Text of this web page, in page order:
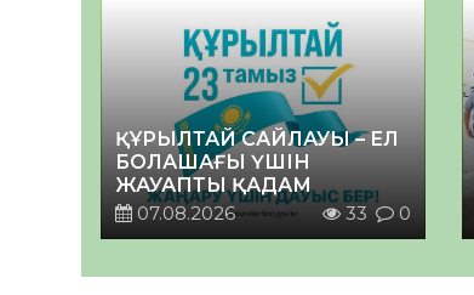
ҚҰРЫЛТАЙ САЙЛАУЫ – ЕЛ
БОЛАШАҒЫ ҮШІН
ЖАУАПТЫ ҚАДАМ
07.08.2026
33 0